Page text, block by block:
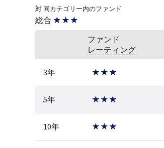
対 同カテゴリー内のファンド
総合 ★★★
ファンド
レーティング
3年 ★★★
5年 ★★★
10年 ★★★